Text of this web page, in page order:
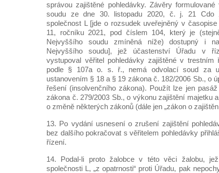
správou zajištěné pohledávky. Závěry
soudu ze dne 30. listopadu 2020, č. j. 21 Cdo
společnost L [jde o rozsudek uveřejněný v
11, ročníku 2021, pod číslem 104, který je
Nejvyššího soudu zmíněná níže) dostupný i
Nejvyššího soudu], jež účastenství Úřadu v
vystupoval věřitel pohledávky zajištěné v
podle § 107a o. s. ř., nemá odvolací soud za
ustanovením § 18 a § 19 zákona č. 182/2006 Sb., o
řešení (insolvenčního zákona). Použít lze jen
zákona č. 279/2003 Sb., o výkonu zajištění majetku
o změně některých zákonů (dále jen „zákon o
13. Po vydání usnesení o zrušení zajištění
bez dalšího pokračovat s věřitelem pohledávky
řízení.
14. Podal-li proto žalobce v této věci žalobu,
společnosti L, „z opatrnosti“ proti Úřadu, pak